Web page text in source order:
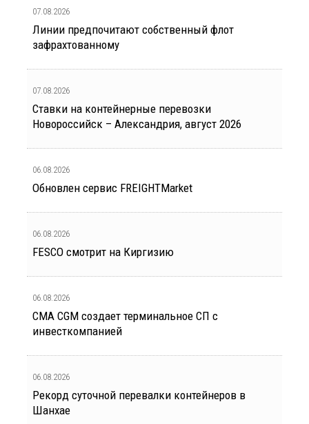
07.08.2026
Линии предпочитают собственный флот
зафрахтованному
07.08.2026
Ставки на контейнерные перевозки
Новороссийск – Александрия, август 2026
06.08.2026
Обновлен сервис FREIGHTMarket
06.08.2026
FESCO смотрит на Киргизию
06.08.2026
CMA CGM создает терминальное СП с
инвесткомпанией
06.08.2026
Рекорд суточной перевалки контейнеров в
Шанхае